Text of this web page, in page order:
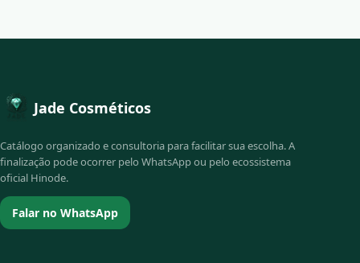
Jade Cosméticos
Catálogo organizado e consultoria para facilitar sua escolha. A
finalização pode ocorrer pelo WhatsApp ou pelo ecossistema
oficial Hinode.
Falar no WhatsApp